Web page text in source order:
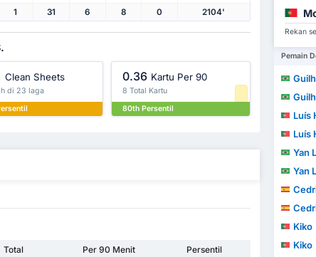
1 31 6 8 0 2104'
Clean Sheets
di 23 laga
0.36 Kartu Per 90
8 Total Kartu
80th Persentil
Total Per 90 Menit
Persentil
Rekan
Pemain
Luís
Luís
Yan
Yan
Cedric
Cedric
Kiko
Kiko